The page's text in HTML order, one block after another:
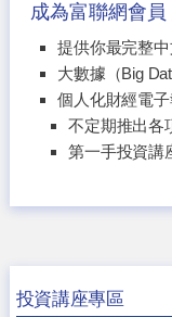
成為富聯網會員
提供你最完整
大數據（Big
個人化財經電
不定期推出各
第一手投資講
投資講座專區